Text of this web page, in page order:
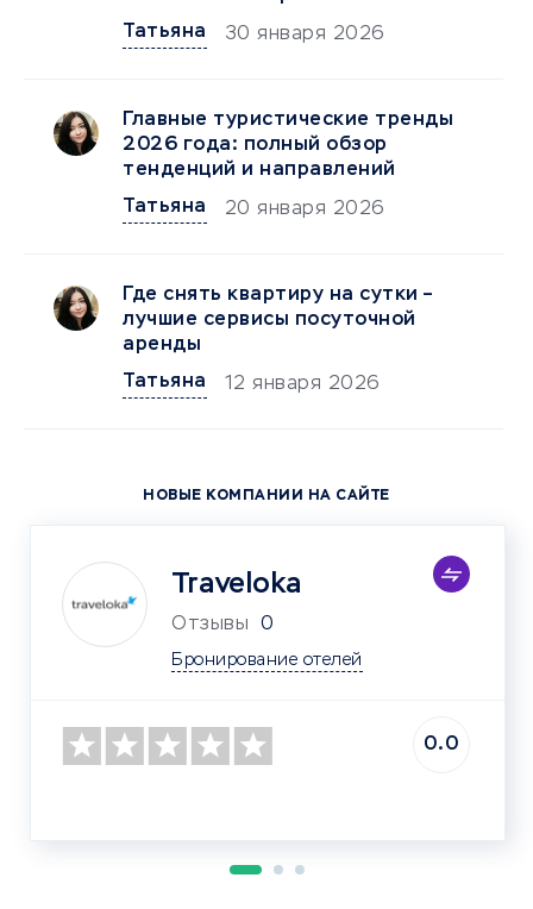
Татьяна
30 января 2026
Главные туристические тренды
2026 года: полный обзор
тенденций и направлений
Татьяна
20 января 2026
Где снять квартиру на сутки –
лучшие сервисы посуточной
аренды
Татьяна
12 января 2026
НОВЫЕ КОМПАНИИ НА САЙТЕ
Traveloka
Отзывы 0
Бронирование отелей
0.0